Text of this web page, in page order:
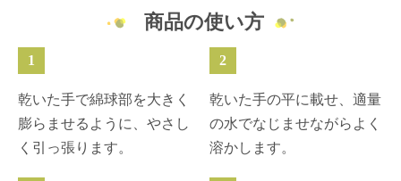
商品の使い方
1
乾いた手で綿球部を大きく
膨らませるように、やさし
く引っ張ります。
2
乾いた手の平に載せ、適量
の水でなじませながらよく
溶かします。